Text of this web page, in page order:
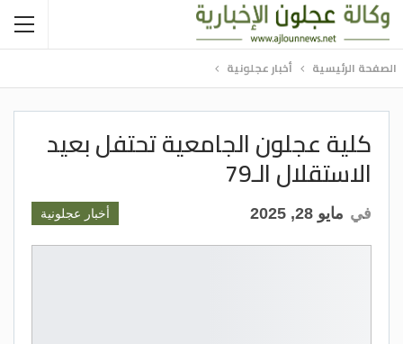
الصفحة الرئيسية أخبار عجلونية
كلية عجلون الجامعية تحتفل بعيد
الاستقلال الـ79
أخبار عجلونية في مايو 28, 2025